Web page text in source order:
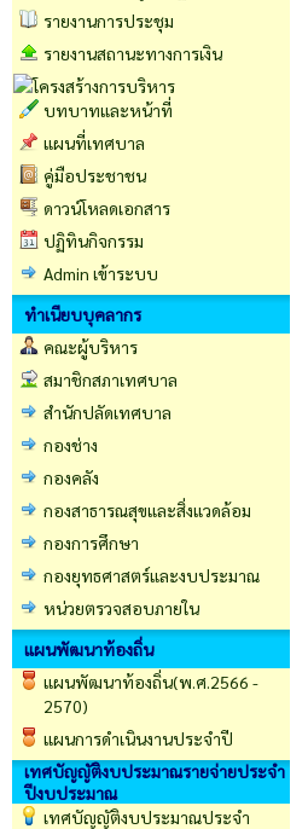
รายงานการประชุม
รายงานสถานะทางการเงิน
บทบาทและหน้าที่
แผนที่เทศบาล
คู่มือประชาชน
ดาวน์โหลดเอกสาร
ปฏิทินกิจกรรม
Admin เข้าระบบ
ทำเนียบบุคลากร
คณะผู้บริหาร
สมาชิกสภาเทศบาล
สำนักปลัดเทศบาล
กองช่าง
กองคลัง
กองสาธารณสุขและสิ่งแวดล้อม
กองการศึกษา
กองยุทธศาสตร์และงบประมาณ
หน่วยตรวจสอบภายใน
แผนพัฒนาท้องถิ่น
แผนพัฒนาท้องถิ่น(พ.ศ.2566 -
2570)
แผนการดำเนินงานประจำปี
เทศบัญญัติงบประมาณรายจ่ายประจำ
ปีงบประมาณ
เทศบัญญัติงบประมาณประจำ